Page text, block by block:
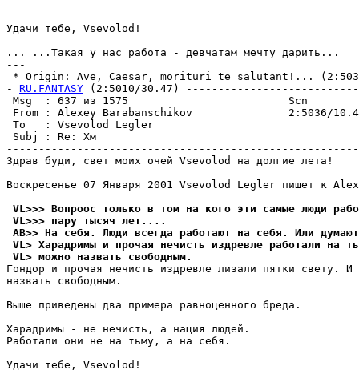
Удачи тебе, Vsevolod!
... ...Такая у нас pабота - девчатам мечту даpить...
---
* Origin: Ave, Caesar, morituri te salutant!...
- RU.FANTASY (2:5010/30.47)
Msg  : 637 из 1575
From : Alexey Barabanschikov               2:5036/
To   : Vsevolod Legler
Subj :
Здрав буди, свет моих очей Vsevolod на долгие лета!
Воскресенье 07 Января 2001 Vsevolod Legler пишет к
VL>>> Вопроос только в том на кого эти самые люди
VL>>> парy тысяч лет....
AB>> На себя. Люди всегда работают на себя. Или
VL> Харадримы и прочая нечисть издревле работали на
VL> можно назвать свободным.
Гондор и пpочая нечисть издревле лизали пятки свету.
назвать свободным.
Выше приведены два примера равноценного бpеда.
Харадримы - не нечисть, а нация людей.
Работали они не на тьму, а на себя.
Удачи тебе, Vsevolod!